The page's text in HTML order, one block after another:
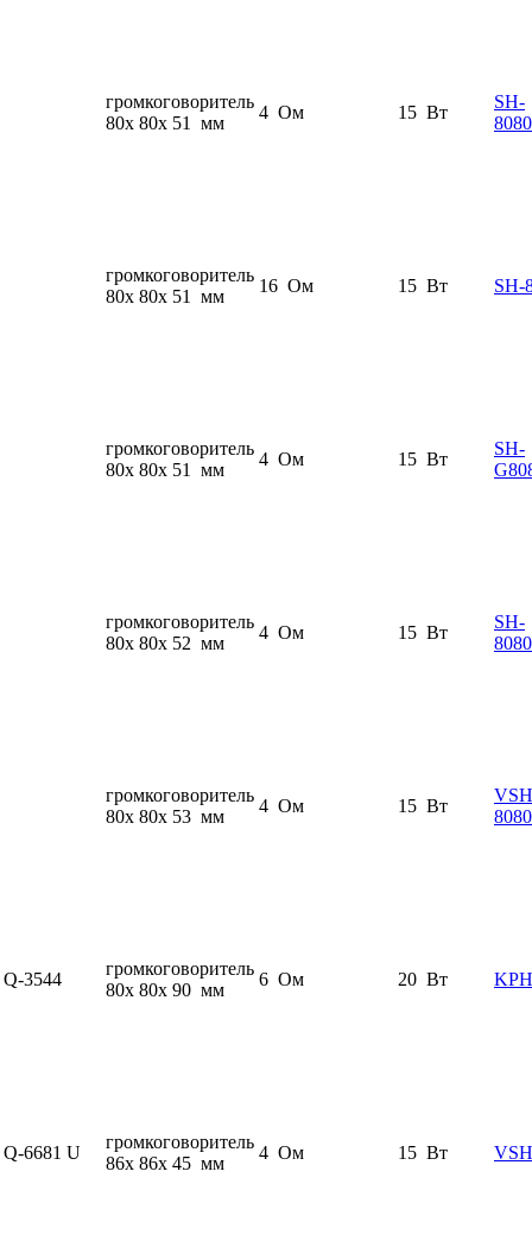
громкоговоритель
80x 80x 51 мм
4 Ом 15 Вт
SH-
громкоговоритель
80x 80x 51 мм
16 Ом 15 Вт SH-
громкоговоритель
80x 80x 51 мм
4 Ом 15 Вт
SH-
громкоговоритель
80x 80x 52 мм
4 Ом 15 Вт
SH-
громкоговоритель
80x 80x 53 мм
4 Ом 15 Вт
Q-3544
громкоговоритель
80x 80x 90 мм
6 Ом 20 Вт
Q-6681 U
громкоговоритель
86x 86x 45 мм
4 Ом 15 Вт